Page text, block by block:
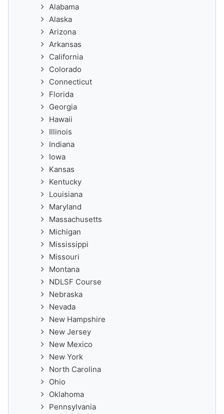
Alabama
Alaska
Arizona
Arkansas
California
Colorado
Connecticut
Florida
Georgia
Hawaii
Illinois
Indiana
Iowa
Kansas
Kentucky
Louisiana
Maryland
Massachusetts
Michigan
Mississippi
Missouri
Montana
NDLSF Course
Nebraska
Nevada
New Hampshire
New Jersey
New Mexico
New York
North Carolina
Ohio
Oklahoma
Pennsylvania